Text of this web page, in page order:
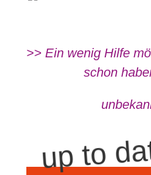
>> Ein wenig Hilfe
schon
up to